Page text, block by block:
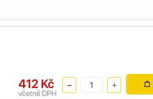
412 Kč
včetně DPH